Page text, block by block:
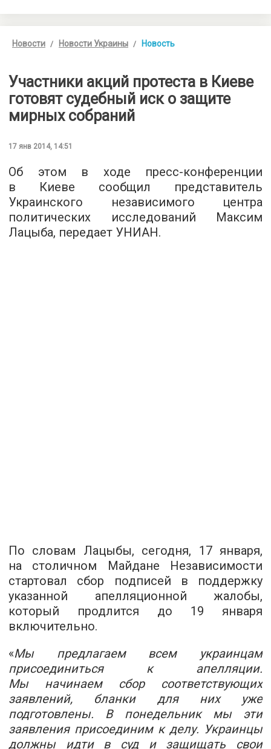
Новости Новости Украины Новость
Участники акций протеста в Киеве
готовят судебный иск о защите
мирных собраний
17 янв 2014, 14:51
Об этом в ходе пресс-конференции
в Киеве сообщил представитель
Украинского независимого центра
политических исследований Максим
Лацыба, передает УНИАН.
По словам Лацыбы, сегодня, 17 января,
на столичном Майдане Независимости
стартовал сбор подписей в поддержку
указанной апелляционной жалобы,
который продлится до 19 января
включительно.
«Мы предлагаем всем украинцам
присоединиться к апелляции.
Мы начинаем сбор соответствующих
заявлений, бланки для них уже
подготовлены. В понедельник мы эти
заявления присоединим к делу. Украинцы
должны идти в суд и защищать свои